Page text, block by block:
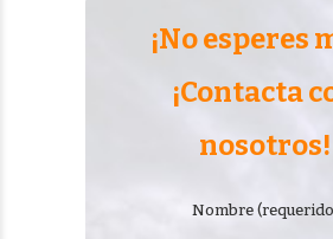
¡No esperes
¡Contacta
nosotros!
Nombre